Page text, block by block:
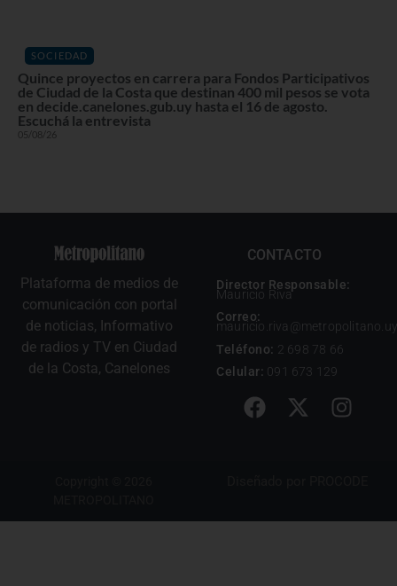
SOCIEDAD
Quince proyectos en carrera para Fondos Participativos
de Ciudad de la Costa que destinan 400 mil pesos se vota
en decide.canelones.gub.uy hasta el 16 de agosto.
Escuchá la entrevista
05/08/26
Plataforma de medios de
comunicación con portal
de noticias, Informativo
de radios y TV en Ciudad
de la Costa, Canelones
CONTACTO
Director Responsable:
Mauricio Riva
Correo:
mauricio.riva@metropolitano.uy
Teléfono: 2 698 78 66
Celular: 091 673 129